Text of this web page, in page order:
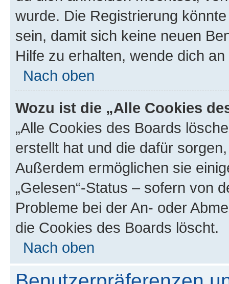
wurde. Die Registrierung
sein, damit sich keine neuen
Hilfe zu erhalten, wende dich
Nach oben
Wozu ist die „Alle Cookies
„Alle Cookies des Boards
erstellt hat und die dafür
Außerdem ermöglichen sie
„Gelesen“-Status – sofern von
Probleme bei der An- oder
die Cookies des Boards löscht.
Nach oben